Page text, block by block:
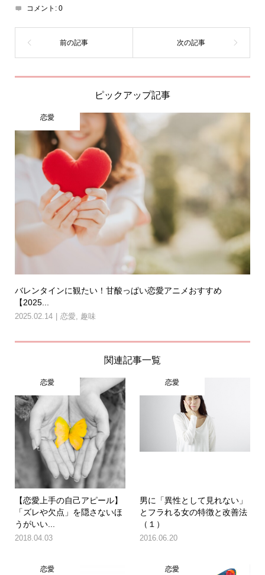
コメント: 0
ピックアップ記事
恋愛
バレンタインに観たい！甘酸っぱい恋愛アニメおすすめ
【2025...
2025.02.14 恋愛, 趣味
関連記事一覧
恋愛
【恋愛上手の自己アピール】
「ズレや欠点」を隠さないほ
うがいい...
2018.04.03
恋愛
男に「異性として見れない」
とフラれる女の特徴と改善法
（１）
2016.06.20
恋愛 恋愛